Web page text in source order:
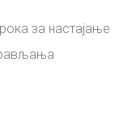
за настајање